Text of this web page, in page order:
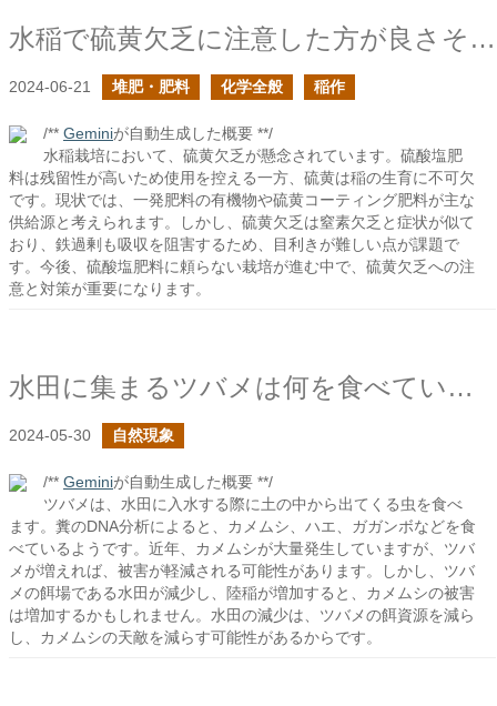
水稲で硫黄欠乏に注意した方が良さそうだ
2024-06-21 堆肥・肥料 化学全般 稲作
/** Geminiが自動生成した概要 **/
水稲栽培において、硫黄欠乏が懸念されています。硫酸塩肥
料は残留性が高いため使用を控える一方、硫黄は稲の生育に不可欠
です。現状では、一発肥料の有機物や硫黄コーティング肥料が主な
供給源と考えられます。しかし、硫黄欠乏は窒素欠乏と症状が似て
おり、鉄過剰も吸収を阻害するため、目利きが難しい点が課題で
す。今後、硫酸塩肥料に頼らない栽培が進む中で、硫黄欠乏への注
意と対策が重要になります。
水田に集まるツバメは何を食べているのだろう？
2024-05-30 自然現象
/** Geminiが自動生成した概要 **/
ツバメは、水田に入水する際に土の中から出てくる虫を食べ
ます。糞のDNA分析によると、カメムシ、ハエ、ガガンボなどを食
べているようです。近年、カメムシが大量発生していますが、ツバ
メが増えれば、被害が軽減される可能性があります。しかし、ツバ
メの餌場である水田が減少し、陸稲が増加すると、カメムシの被害
は増加するかもしれません。水田の減少は、ツバメの餌資源を減ら
し、カメムシの天敵を減らす可能性があるからです。